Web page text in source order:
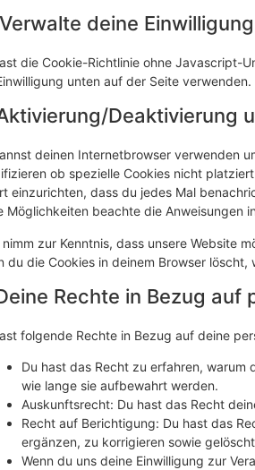
Verwalte deine
die Cookie-Richtlinie ohne Javascript-
unten auf der Seite verwenden.
Deaktivierung
deinen Internetbrowser verwenden
ob spezielle Cookies nicht
einzurichten, dass du jedes Mal
Möglichkeiten beachte die Anweisungen
nimm zur Kenntnis, dass unsere Website
du die Cookies in deinem Browser
Rechte in Bezug auf
folgende Rechte in Bezug auf deine
Du hast das Recht zu erfahren,
wie lange sie aufbewahrt werden.
Auskunftsrecht: Du hast das Recht
Recht auf Berichtigung: Du hast das
ergänzen, zu korrigieren sowie
Wenn du uns deine Einwilligung zur